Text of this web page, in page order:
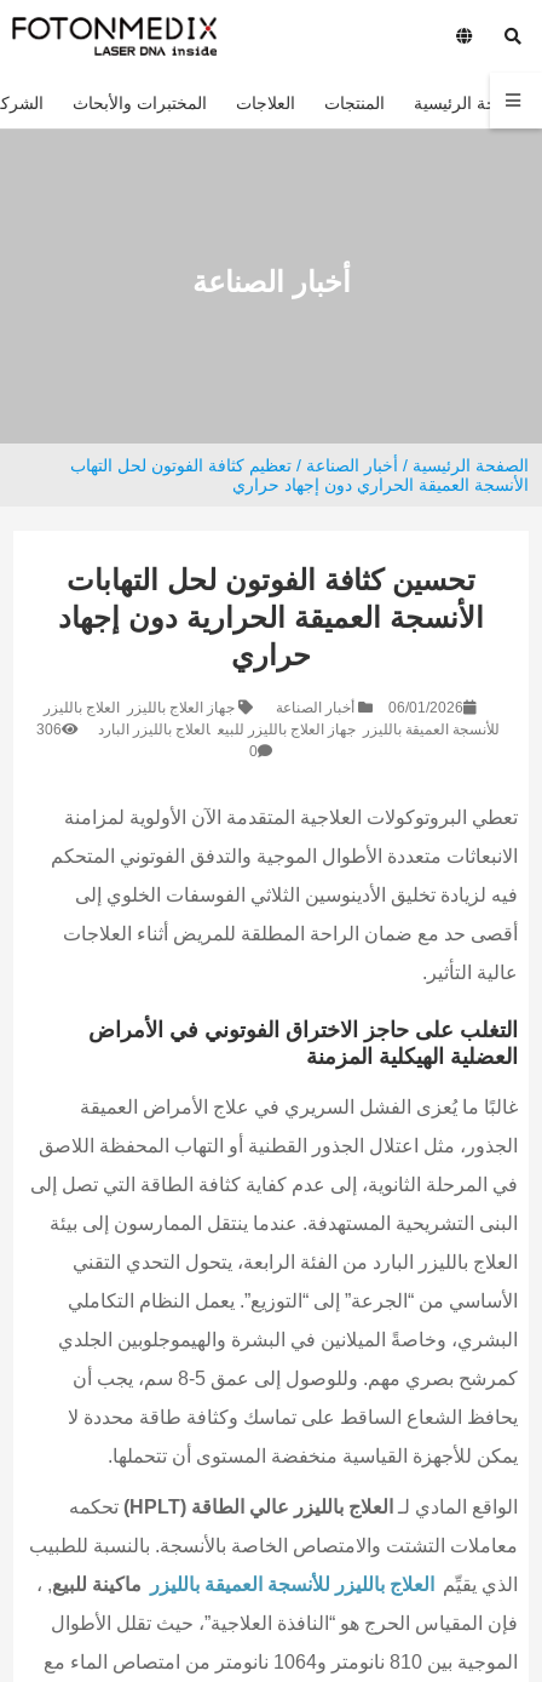
الصفحة الرئيسية المنتجات العلاجات المختبرات والأبحاث
أخبار الصناعة
الصفحة الرئيسية / أخبار الصناعة / تعظيم كثافة الفوتون لحل التهاب
الأنسجة العميقة الحراري دون إجهاد حراري
تحسين كثافة الفوتون لحل التهابات
الأنسجة العميقة الحرارية دون إجهاد
حراري
06/01/2026 أخبار الصناعة جهاز العلاج بالليزر
العلاج بالليزر
للأنسجة العميقة بالليزر
جهاز العلاج بالليزر للبيع العلاج بالليزر البارد
306
0
تعطي البروتوكولات العلاجية المتقدمة الآن الأولوية لمزامنة
الانبعاثات متعددة الأطوال الموجية والتدفق الفوتوني المتحكم
فيه لزيادة تخليق الأدينوسين الثلاثي الفوسفات الخلوي إلى
أقصى حد مع ضمان الراحة المطلقة للمريض أثناء العلاجات
عالية التأثير.
التغلب على حاجز الاختراق الفوتوني في الأمراض
العضلية الهيكلية المزمنة
غالبًا ما يُعزى الفشل السريري في علاج الأمراض العميقة
الجذور، مثل اعتلال الجذور القطنية أو التهاب المحفظة اللاصق
في المرحلة الثانوية، إلى عدم كفاية كثافة الطاقة التي تصل إلى
البنى التشريحية المستهدفة. عندما ينتقل الممارسون إلى بيئة
العلاج بالليزر البارد من الفئة الرابعة، يتحول التحدي التقني
الأساسي من “الجرعة” إلى “التوزيع”. يعمل النظام التكاملي
البشري، وخاصةً الميلانين في البشرة والهيموجلوبين الجلدي
كمرشح بصري مهم. وللوصول إلى عمق 5-8 سم، يجب أن
يحافظ الشعاع الساقط على تماسك وكثافة طاقة محددة لا
يمكن للأجهزة القياسية منخفضة المستوى أن تتحملها.
الواقع المادي لـ العلاج بالليزر عالي الطاقة (HPLT)
تحكمه
معاملات التشتت والامتصاص الخاصة بالأنسجة. بالنسبة للطبيب
الذي يقيِّم
العلاج بالليزر للأنسجة العميقة بالليزر ماكينة للبيع, ،
فإن المقياس الحرج هو “النافذة العلاجية”، حيث تقلل الأطوال
الموجية بين 810 نانومتر و1064 نانومتر من امتصاص الماء مع